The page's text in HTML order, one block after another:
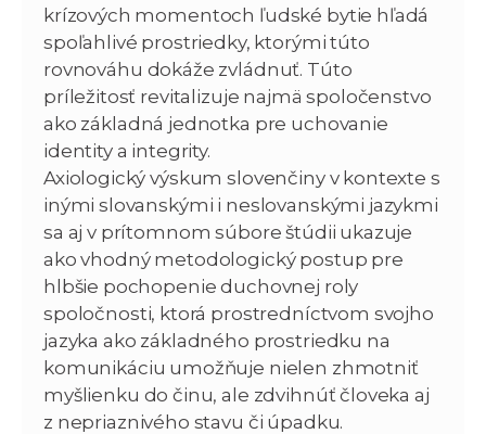
krízových momentoch ľudské bytie hľadá
spoľahlivé prostriedky, ktorými túto
rovnováhu dokáže zvládnuť. Túto
príležitosť revitalizuje najmä spoločenstvo
ako základná jednotka pre uchovanie
identity a integrity.
Axiologický výskum slovenčiny v kontexte s
inými slovanskými i neslovanskými jazykmi
sa aj v prítomnom súbore štúdii ukazuje
ako vhodný metodologický postup pre
hlbšie pochopenie duchovnej roly
spoločnosti, ktorá prostredníctvom svojho
jazyka ako základného prostriedku na
komunikáciu umožňuje nielen zhmotniť
myšlienku do činu, ale zdvihnúť človeka aj
z nepriaznivého stavu či úpadku.